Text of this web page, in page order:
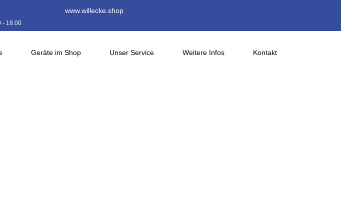
- 18.00
www.willecke.shop
Geräte im Shop Unser Service Weitere Infos Kontakt